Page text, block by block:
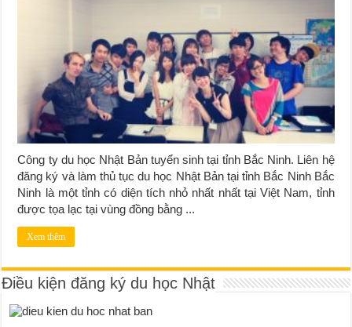
Công ty du học Nhật Bản tuyển sinh tại tỉnh Bắc Ninh. Liên hệ
đăng ký và làm thủ tục du học Nhật Bản tại tỉnh Bắc Ninh Bắc
Ninh là một tỉnh có diện tích nhỏ nhất nhất tại Việt Nam, tỉnh
được tọa lạc tại vùng đồng bằng ...
Xem thêm
Điều kiện đăng ký du học Nhật